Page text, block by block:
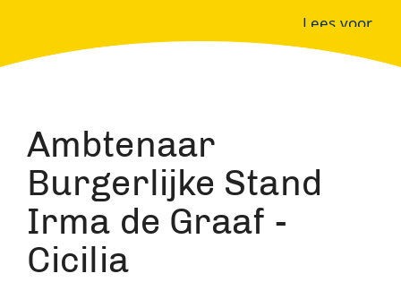
Lees voor
Ambtenaar
Burgerlijke Stand
Irma de Graaf -
Cicilia